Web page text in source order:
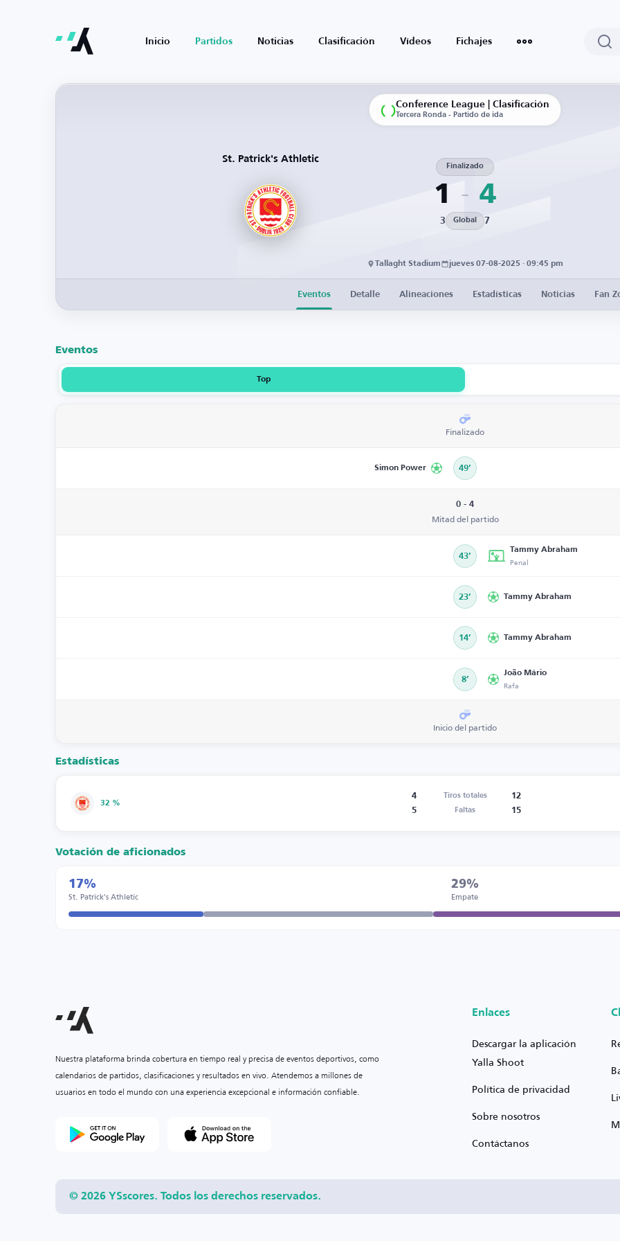
Inicio Partidos Noticias Clasificación Vídeos Fichajes
Conference League | Clasificación
Tercera Ronda - Partido de ida
St. Patrick's Athletic
1
Finalizado
4
3 Global 7
Tallaght Stadium jueves 07-08-2025 · 09:45 pm
Eventos Detalle Alineaciones Estadísticas Noticias Fan
Eventos
Top
Finalizado
Simon Power 49’
0 - 4
Mitad del partido
43’
Tammy Abraham
Penal
23’ Tammy Abraham
14’ Tammy Abraham
8’
João Mário
Rafa
Inicio del partido
Estadísticas
32 %
4 Tiros totales
12
5
Faltas 15
Votación de aficionados
17%
St. Patrick's Athletic
29%
Empate
Nuestra plataforma brinda cobertura en tiempo real y precisa de eventos deportivos, como
calendarios de partidos, clasificaciones y resultados en vivo. Atendemos a millones de
usuarios en todo el mundo con una experiencia excepcional e información confiable.
Enlaces
Descargar la aplicación
Yalla Shoot
Política de privacidad
Sobre nosotros
Contáctanos
© 2026 YSscores. Todos los derechos reservados.